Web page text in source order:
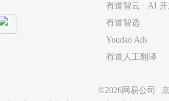
有道智云 · AI
有道智选
Youdao Ads
有道人工翻译
©2026网易公司